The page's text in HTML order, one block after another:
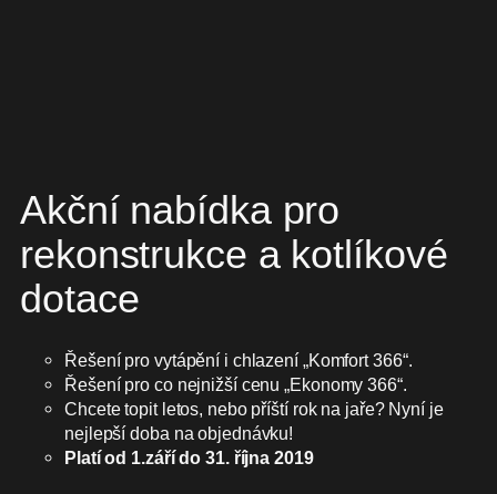
Akční nabídka pro
rekonstrukce a kotlíkové
dotace
Řešení pro vytápění i chlazení „Komfort 366“.
Řešení pro co nejnižší cenu „Ekonomy 366“.
Chcete topit letos, nebo příští rok na jaře? Nyní je
nejlepší doba na objednávku!
Platí od 1.září do 31. října 2019